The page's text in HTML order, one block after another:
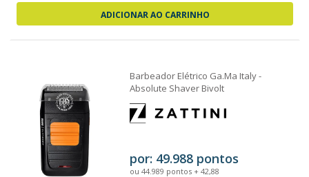
ADICIONAR AO CARRINHO
Barbeador Elétrico Ga.Ma Italy -
Absolute Shaver Bivolt
por: 49.988 pontos
ou 44.989 pontos + 42,88